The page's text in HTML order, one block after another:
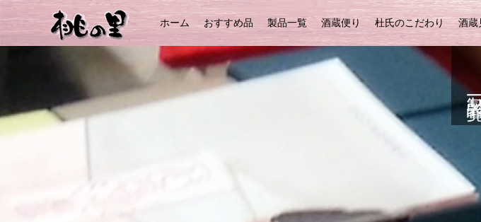
ホーム おすすめ品 製品一覧 酒蔵便り 杜氏のこだわり 酒蔵